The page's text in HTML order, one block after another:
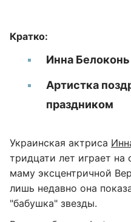
Кратко:
Инна
Артистка
праздником
Украинская актриса
тридцати лет играет на
маму эксцентричной
лишь недавно она
"бабушка" звезды.